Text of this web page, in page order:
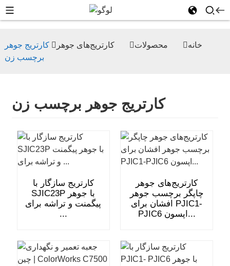
خانه محصولات کارتریج‌های جوهر
کارتریج جوهر
برچسب زن
کارتریج جوهر برچسب زن
کارتریج سازگار با
SJIC23P با جوهر
پیگمنت و تراشه برای
...
کارتریج‌های جوهر
چاپگر برچسب جوهر
افشان برای PJIC1-
PJIC6 اپسون...